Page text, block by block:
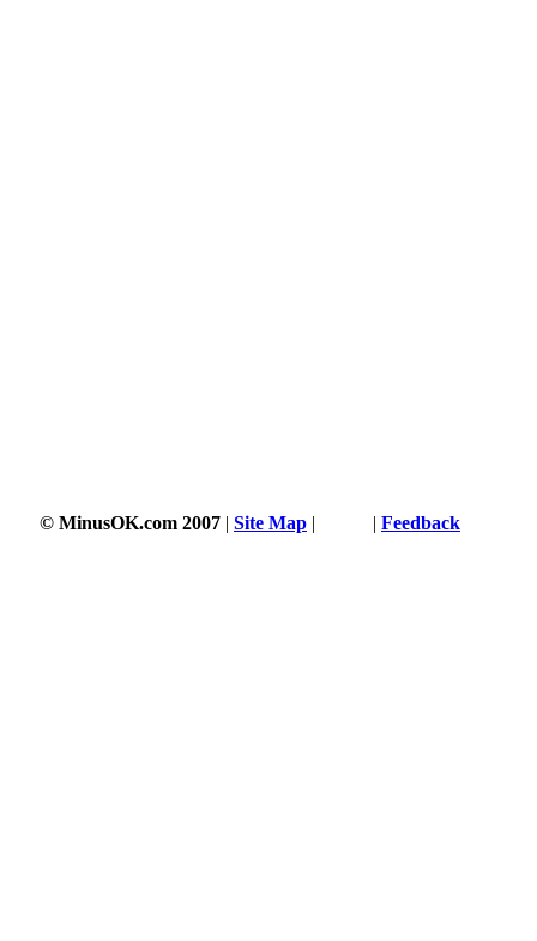
© MinusOK.com 2007 | Site Map | | Feedback